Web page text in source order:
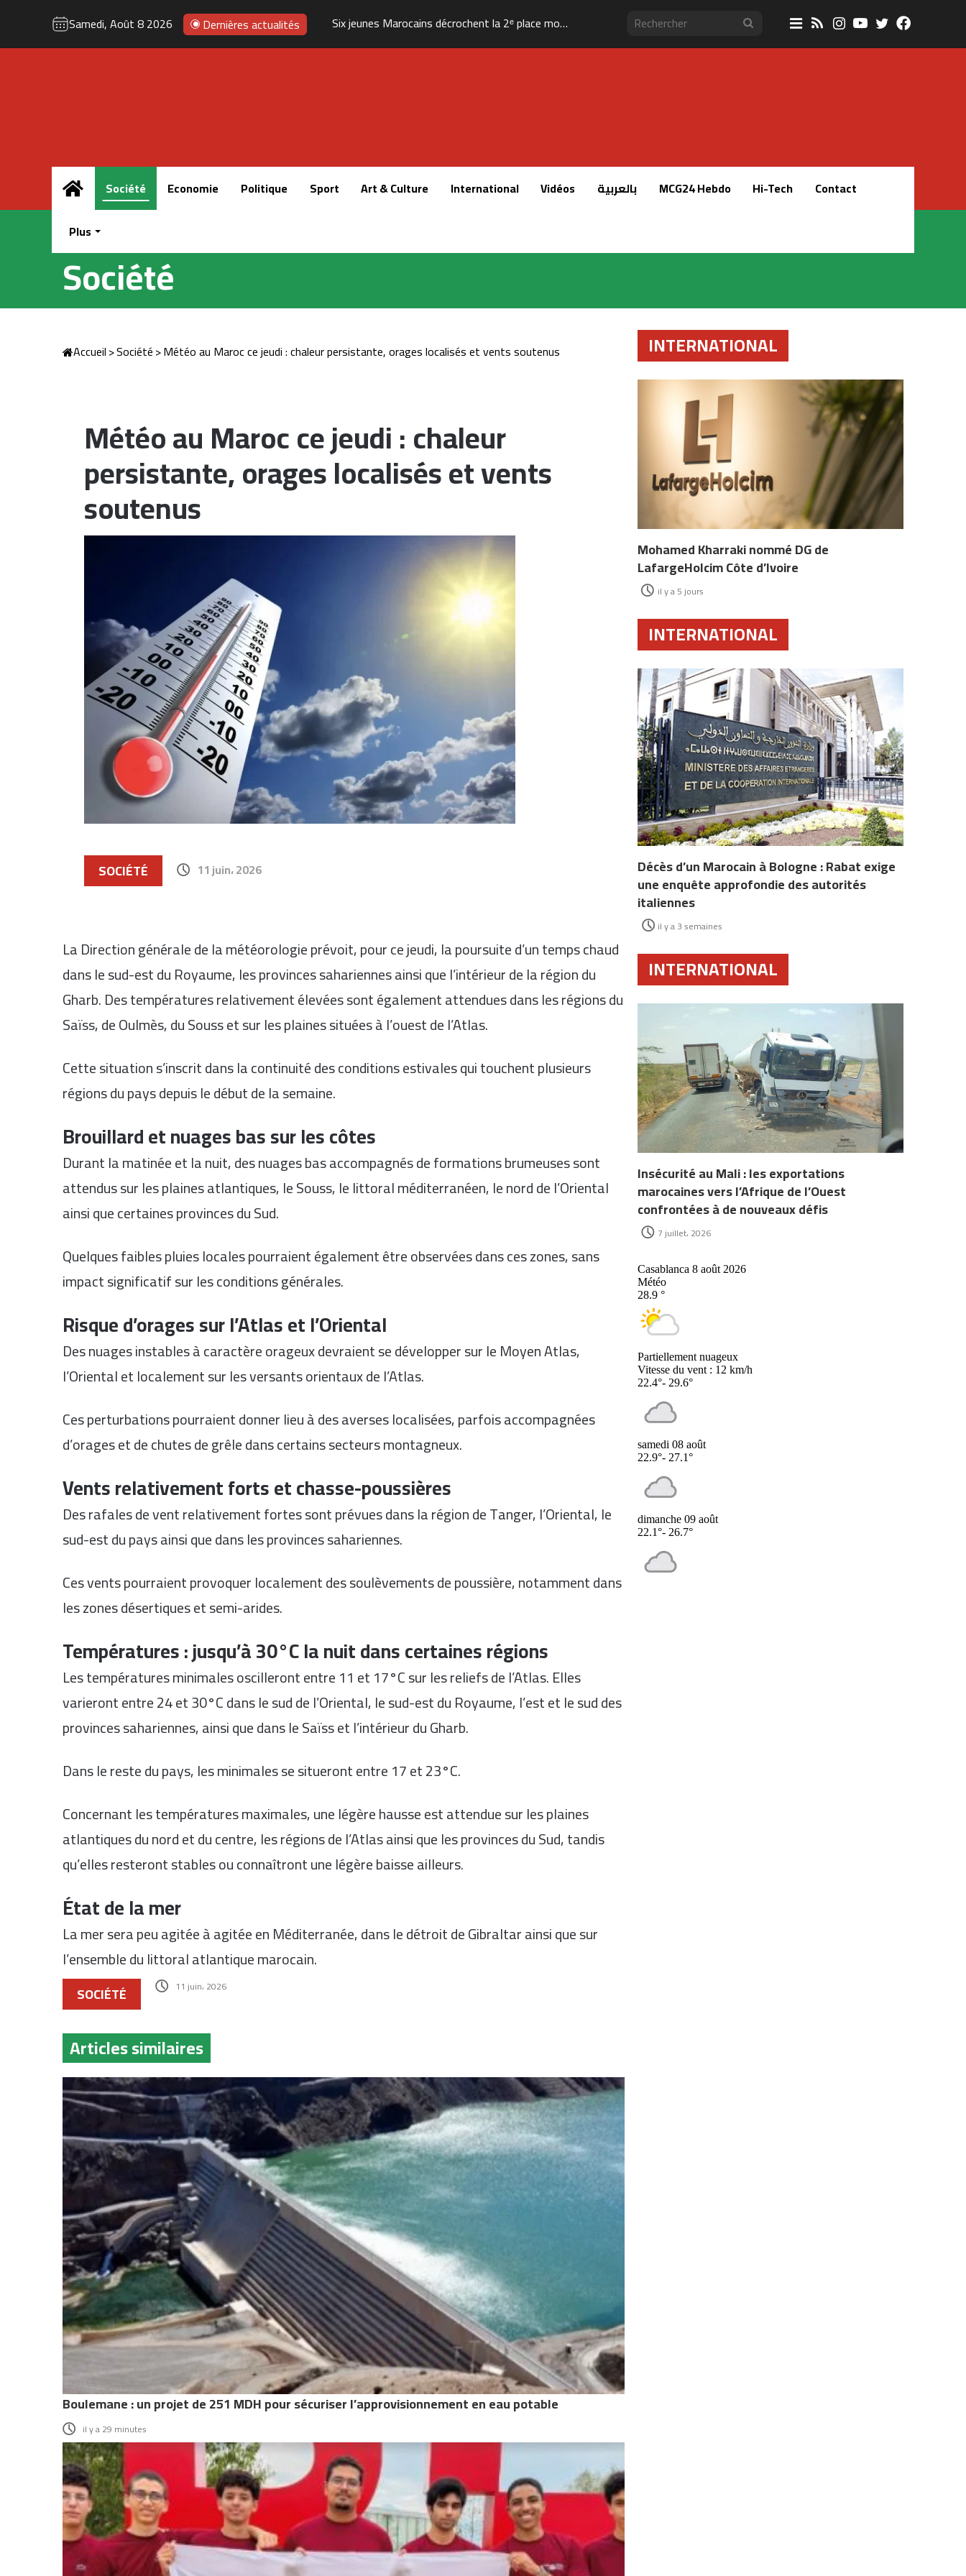
Samedi, Août 8 2026 Dernières actualités Six jeunes Marocains décrochent la 2ᵉ place mondiale dans une compétition internationale de recherche mathématique RechercherSidebar
(barre
RSSInstagram
YouTube
Twitter
AccueilSociété Economie Politique Sport Art & Culture International Vidéos بالعربية MCG24 Hebdo Hi-Tech
Contact
Plus
Société
Accueil>Société>Météo au Maroc ce jeudi : chaleur persistante, orages localisés et vents soutenus
Météo au Maroc ce jeudi : chaleur
persistante, orages localisés et vents
soutenus
SOCIÉTÉ 11 juin، 2026
La Direction générale de la météorologie prévoit, pour ce jeudi, la poursuite d’un temps chaud
dans le sud-est du Royaume, les provinces sahariennes ainsi que l’intérieur de la région du
Gharb. Des températures relativement élevées sont également attendues dans les régions du
Saïss, de Oulmès, du Souss et sur les plaines situées à l’ouest de l’Atlas.
Cette situation s’inscrit dans la continuité des conditions estivales qui touchent plusieurs
régions du pays depuis le début de la semaine.
Brouillard et nuages bas sur les côtes
Durant la matinée et la nuit, des nuages bas accompagnés de formations brumeuses sont
attendus sur les plaines atlantiques, le Souss, le littoral méditerranéen, le nord de l’Oriental
ainsi que certaines provinces du Sud.
Quelques faibles pluies locales pourraient également être observées dans ces zones, sans
impact significatif sur les conditions générales.
Risque d’orages sur l’Atlas et l’Oriental
Des nuages instables à caractère orageux devraient se développer sur le Moyen Atlas,
l’Oriental et localement sur les versants orientaux de l’Atlas.
Ces perturbations pourraient donner lieu à des averses localisées, parfois accompagnées
d’orages et de chutes de grêle dans certains secteurs montagneux.
Vents relativement forts et chasse-poussières
Des rafales de vent relativement fortes sont prévues dans la région de Tanger, l’Oriental, le
sud-est du pays ainsi que dans les provinces sahariennes.
Ces vents pourraient provoquer localement des soulèvements de poussière, notamment dans
les zones désertiques et semi-arides.
Températures : jusqu’à 30°C la nuit dans certaines régions
Les températures minimales oscilleront entre 11 et 17°C sur les reliefs de l’Atlas. Elles
varieront entre 24 et 30°C dans le sud de l’Oriental, le sud-est du Royaume, l’est et le sud des
provinces sahariennes, ainsi que dans le Saïss et l’intérieur du Gharb.
Dans le reste du pays, les minimales se situeront entre 17 et 23°C.
Concernant les températures maximales, une légère hausse est attendue sur les plaines
atlantiques du nord et du centre, les régions de l’Atlas ainsi que les provinces du Sud, tandis
qu’elles resteront stables ou connaîtront une légère baisse ailleurs.
État de la mer
La mer sera peu agitée à agitée en Méditerranée, dans le détroit de Gibraltar ainsi que sur
l’ensemble du littoral atlantique marocain.
SOCIÉTÉ 11 juin، 2026
Articles similaires
Boulemane : un projet de 251 MDH pour sécuriser l’approvisionnement en eau potable
il y a 29 minutes
INTERNATIONAL
Mohamed Kharraki nommé DG de
LafargeHolcim Côte d’Ivoire
il y a 5 jours
INTERNATIONAL
Décès d’un Marocain à Bologne : Rabat exige
une enquête approfondie des autorités
italiennes
il y a 3 semaines
INTERNATIONAL
Insécurité au Mali : les exportations
marocaines vers l’Afrique de l’Ouest
confrontées à de nouveaux défis
7 juillet، 2026